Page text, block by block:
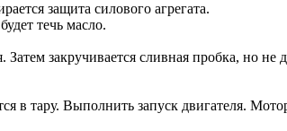
защита силового агрегата.
течь масло.
Затем закручивается сливная пробка, но не
в тару. Выполнить запуск двигателя.